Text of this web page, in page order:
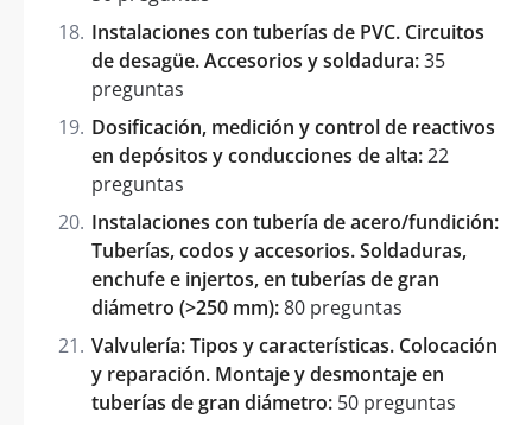
Instalaciones con tuberías de PVC. Circuitos
de desagüe. Accesorios y soldadura:35
preguntas
Dosificación, medición y control de reactivos
en depósitos y conducciones de alta:22
preguntas
Instalaciones con tubería de acero/fundición:
Tuberías, codos y accesorios. Soldaduras,
enchufe e injertos, en tuberías de gran
diámetro (>250 mm):80 preguntas
Valvulería: Tipos y características. Colocación
y reparación. Montaje y desmontaje en
tuberías de gran diámetro: 50 preguntas